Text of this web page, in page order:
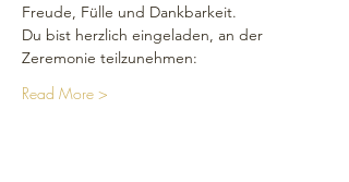
Freude, Fülle und Dankbarkeit.
Du bist herzlich eingeladen, an der
Zeremonie teilzunehmen:
Read More >